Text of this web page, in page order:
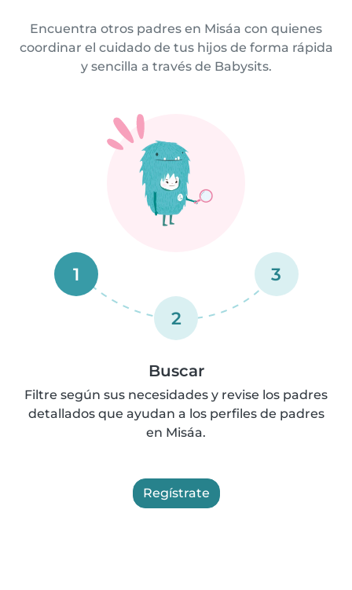
Encuentra otros padres en Misáa con quienes
coordinar el cuidado de tus hijos de forma rápida
y sencilla a través de Babysits.
1
2
3
Buscar
Filtre según sus necesidades y revise los padres
detallados que ayudan a los perfiles de padres
en Misáa.
Regístrate